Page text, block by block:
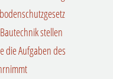
stellen
die Aufgaben des